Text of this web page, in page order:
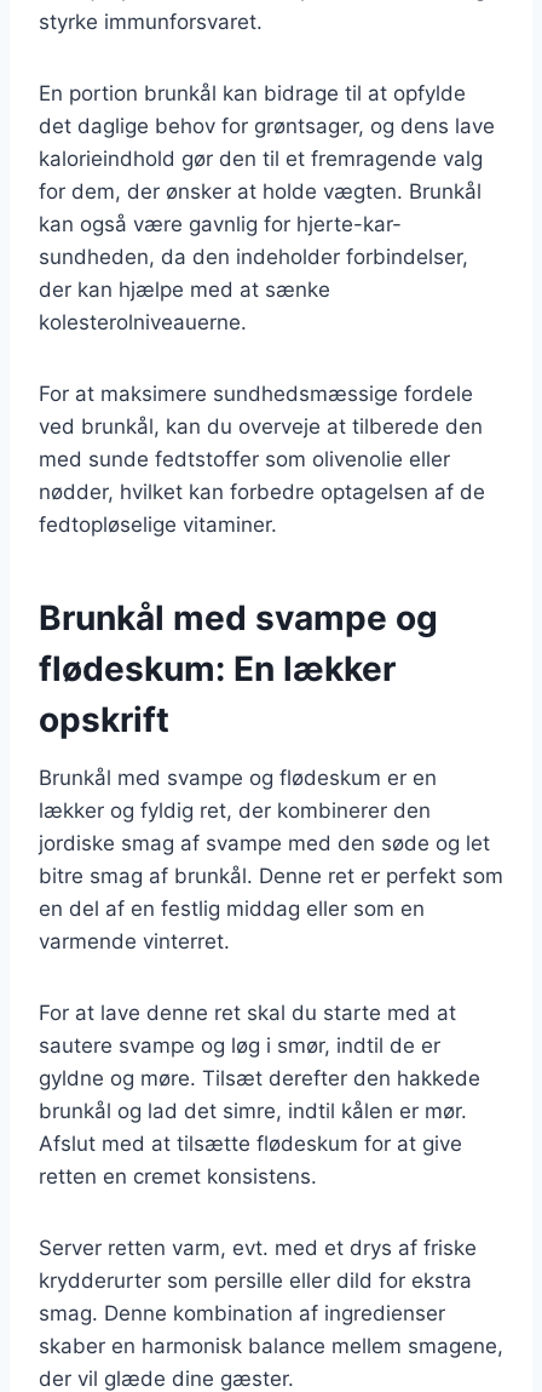
styrke immunforsvaret.
En portion brunkål kan bidrage til at opfylde
det daglige behov for grøntsager, og dens lave
kalorieindhold gør den til et fremragende valg
for dem, der ønsker at holde vægten. Brunkål
kan også være gavnlig for hjerte-kar-
sundheden, da den indeholder forbindelser,
der kan hjælpe med at sænke
kolesterolniveauerne.
For at maksimere sundhedsmæssige fordele
ved brunkål, kan du overveje at tilberede den
med sunde fedtstoffer som olivenolie eller
nødder, hvilket kan forbedre optagelsen af de
fedtopløselige vitaminer.
Brunkål med svampe og
flødeskum: En lækker
opskrift
Brunkål med svampe og flødeskum er en
lækker og fyldig ret, der kombinerer den
jordiske smag af svampe med den søde og let
bitre smag af brunkål. Denne ret er perfekt som
en del af en festlig middag eller som en
varmende vinterret.
For at lave denne ret skal du starte med at
sautere svampe og løg i smør, indtil de er
gyldne og møre. Tilsæt derefter den hakkede
brunkål og lad det simre, indtil kålen er mør.
Afslut med at tilsætte flødeskum for at give
retten en cremet konsistens.
Server retten varm, evt. med et drys af friske
krydderurter som persille eller dild for ekstra
smag. Denne kombination af ingredienser
skaber en harmonisk balance mellem smagene,
der vil glæde dine gæster.